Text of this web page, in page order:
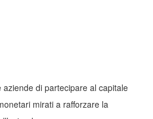
di partecipare al capitale
mirati a rafforzare la